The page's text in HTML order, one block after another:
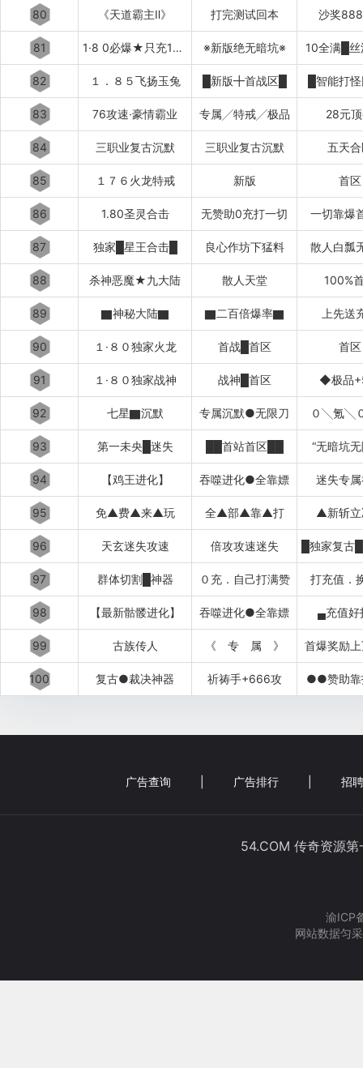
80 《天道霸主Ⅱ》 打完测试回本 沙奖
81 1·8 0必爆★只充10元 ※新版绝无暗坑※ 10全满█丝
82 １．８５飞扬玉兔 █新版╋首战区█ █智能打
83 76攻速·豪情霸业 专属╱特戒╱极品 28元
84 三职业复古沉默 三职业复古沉默 五天
85 １７６火龙特戒 新版 首区
86 1.80圣灵合击 无赞助0充打一切 一切靠爆
87 独家█星王合击█ 良心作坊下猛料 散人白瓢
88 杀神恶魔★九大陆 散人天堂 100%
89 ▇神秘大陆▇ ▇二百倍爆率▇ 上先送
90 １·８０独家火龙 首战█首区 首区
91 １·８０独家战神 战神█首区 ◆极品
92 七星▇沉默 专属沉默●无限刀 ０╲氪╲
93 第一未央█迷失 ██首站首区██ “无暗坑
94 【鸡王进化】 吞噬进化●全靠嫖 迷失专
95 免▲费▲来▲玩 全▲部▲靠▲打 ▲新斩
96 天玄迷失攻速 倍攻攻速迷失
97 群体切割█神器 ０充．自己打满赞 打充值．
98 【最新骷髅进化】 吞噬进化●全靠嫖 ▄充值好
99 古族传人 《 专 属 》 首爆奖励
100 复古●裁决神器 祈祷手+666攻 ●●赞助
广告查询 广告排行 招
54.COM 传奇资源
渝ICP
网站数据匀